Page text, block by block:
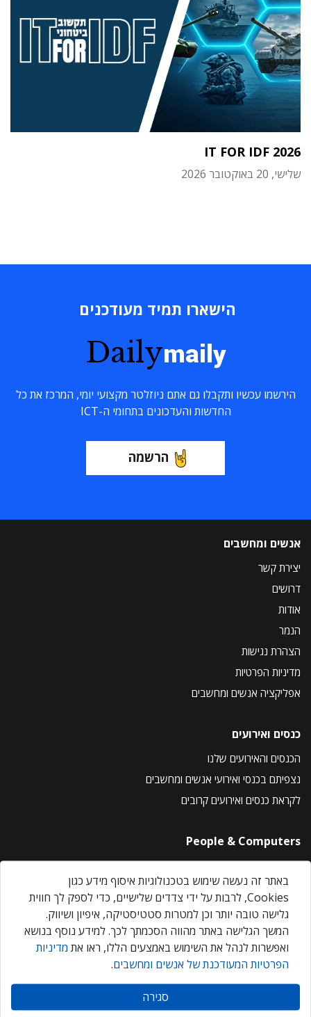
IT FOR IDF 2026
שלישי, 20 באוקטובר 2026
הישארו תמיד מעודכנים
Dailymaily
הירשמו עכשיו ותקבלו גם אתם ניוזלטר מקצועי יומי, המרכז את כל
החדשות והעדכונים בתחומי ה-ICT
הרשמה
אנשים ומחשבים
יצירת קשר
דרושים
אודות
הנמר
הצהרת נגישות
מדיניות הפרטיות
אפליקציה אנשים ומחשבים
כנסים ואירועים
הכנסים והאירועים שלנו
נצפיתם בכנסי ואירועי אנשים ומחשבים
לקראת כנסים ואירועים קרובים
People & Computers
About Us
Privacy Policy
Contact Us
Our Events
אנשים ומחשבים © 2026 – כל הזכויות שמורות
באתר זה נעשה שימוש בטכנולוגיות איסוף מידע כגון
Cookies, לרבות על ידי צדדים שלישיים, כדי לספק לך חווית
גלישה טובה יותר וכן למטרות סטטיסטיקה, איפיון ושיווק.
המשך הגלישה באתר מהווה הסכמתך לכך. למידע נוסף בנושא
ואפשרות לנהל את השימוש באמצעים הללו, ראו את מדיניות
הפרטיות המעודכנת של אנשים ומחשבים.
סגירה